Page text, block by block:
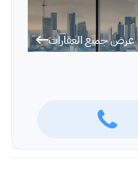
عرض جميع العقارات
ودش زجاجي منفصل وحمام
الاستوديو.
مثالية للترفيه أو
من الجرانيت إلى جانب